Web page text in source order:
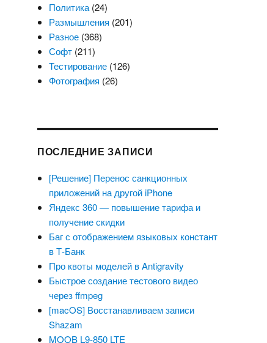
Политика(24)
Размышления (201)
Разное(368)
Софт(211)
Тестирование(126)
Фотография (26)
ПОСЛЕДНИЕ ЗАПИСИ
[Решение] Перенос санкционных
приложений на другой iPhone
Яндекс 360 — повышение тарифа и
получение скидки
Баг с отображением языковых констант
в Т-Банк
Про квоты моделей в Antigravity
Быстрое создание тестового видео
через ffmpeg
[macOS] Восстанавливаем записи
Shazam
MOOB L9-850 LTE